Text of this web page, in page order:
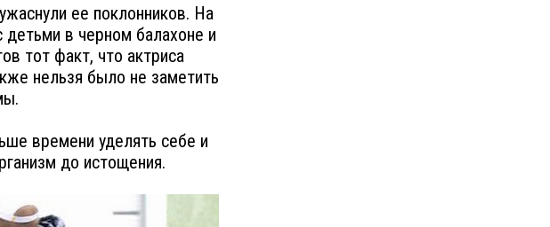
ее поклонников. На
детьми в черном балахоне и
тот факт, что актриса
нельзя было не заметить
времени уделять себе и
до истощения.